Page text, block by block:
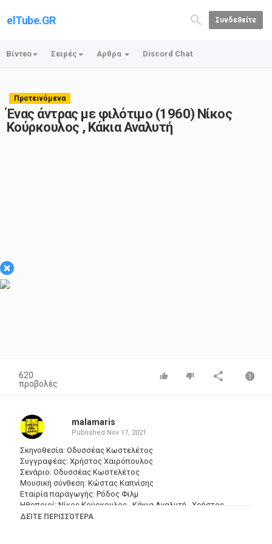
elTube.GR Συνδεθείτε
Βίντεο Σειρές Αρθρα Discord Chat
Προτεινόμενα
Ένας άντρας με φιλότιμο (1960) Νίκος
Κούρκουλος , Κάκια Αναλυτή
×
620
προβολές
malamaris
Published Nov 17, 2021
Σκηνοθεσία: Οδυσσέας Κωστελέτος
Συγγραφέας: Χρήστος Χαιρόπουλος
Σενάριο: Οδυσσέας Κωστελέτος
Μουσική σύνθεση: Κώστας Καπνίσης
Εταιρία παραγωγής: Ρόδος Φιλμ
Ηθοποιοί: Νίκος Κούρκουλος , Κάκια Αναλυτή , Χρήστος
Τσαγανέας , Νίτσα Τσαγανέα , Γιώργος Βελέντζας , Αρτέμης
ΔΕΊΤΕ ΠΕΡΙΣΣΌΤΕΡΑ